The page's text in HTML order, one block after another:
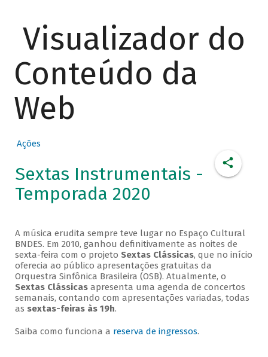
Visualizador do
Conteúdo da
Web
Ações
Sextas Instrumentais -
Temporada 2020
A música erudita sempre teve lugar no Espaço Cultural
BNDES. Em 2010, ganhou definitivamente as noites de
sexta-feira com o projeto Sextas Clássicas, que no início
oferecia ao público apresentações gratuitas da
Orquestra Sinfônica Brasileira (OSB). Atualmente, o
Sextas Clássicasapresenta uma agenda de concertos
semanais, contando com apresentações variadas, todas
as sextas-feiras às 19h.
Saiba como funciona a reserva de ingressos.